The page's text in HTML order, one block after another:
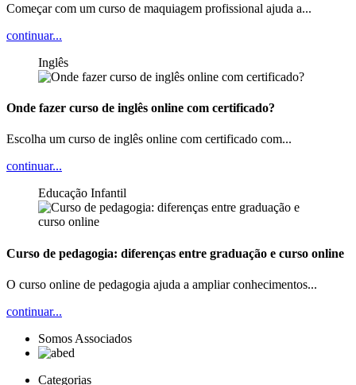
Começar com um curso de maquiagem profissional ajuda a...
continuar...
Inglês
Onde fazer curso de inglês online com certificado?
Escolha um curso de inglês online com certificado com...
continuar...
Educação Infantil
Curso de pedagogia: diferenças entre graduação e curso online
O curso online de pedagogia ajuda a ampliar conhecimentos...
continuar...
Somos Associados
Categorias